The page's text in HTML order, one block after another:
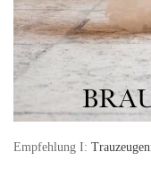
Empfehlung I: